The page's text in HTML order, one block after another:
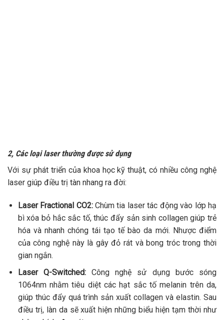
2, Các loại laser thường được sử dụng
Với sự phát triển của khoa học kỹ thuật, có nhiều công nghệ
laser giúp điều trị tàn nhang ra đời:
Laser Fractional CO2:Chùm tia laser tác động vào lớp hạ
bì xóa bỏ hắc sắc tố, thúc đẩy sản sinh collagen giúp trẻ
hóa và nhanh chóng tái tạo tế bào da mới. Nhược điểm
của công nghệ này là gây đỏ rát và bong tróc trong thời
gian ngắn.
Laser Q-Switched:Công nghệ sử dụng bước sóng
1064nm nhằm tiêu diệt các hạt sắc tố melanin trên da,
giúp thúc đẩy quá trình sản xuất collagen và elastin. Sau
điều trị, làn da sẽ xuất hiện những biểu hiện tạm thời như